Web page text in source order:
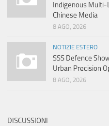
Indigenous
Chinese Media
8 AGO, 2026
NOTIZIE ESTERO
SSS Defence
Urban Precision
8 AGO, 2026
DISCUSSIONI